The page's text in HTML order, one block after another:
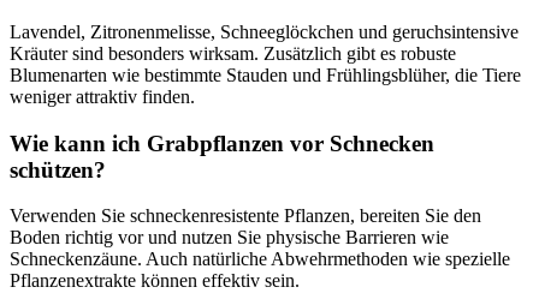
Lavendel, Zitronenmelisse, Schneeglöckchen und geruchsintensive
Kräuter sind besonders wirksam. Zusätzlich gibt es robuste
Blumenarten wie bestimmte Stauden und Frühlingsblüher, die Tiere
weniger attraktiv finden.
Wie kann ich Grabpflanzen vor Schnecken
schützen?
Verwenden Sie schneckenresistente Pflanzen, bereiten Sie den
Boden richtig vor und nutzen Sie physische Barrieren wie
Schneckenzäune. Auch natürliche Abwehrmethoden wie spezielle
Pflanzenextrakte können effektiv sein.